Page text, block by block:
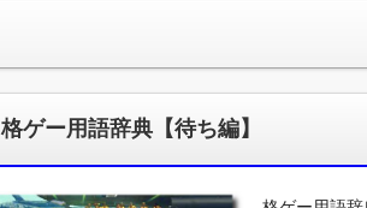
格ゲー用語辞典【待ち編】